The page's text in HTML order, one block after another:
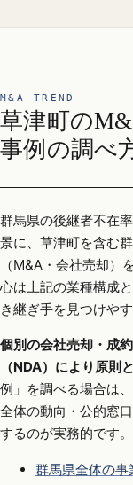
M&A TREND
草津町の
事例の調べ
群馬県の後継者不在
景に、草津町を含む
（M&A・会社売却）
心は上記の業種構成
き継ぎ手を見つけや
個別の会社売却・成
（NDA）により原則
例」を調べる場合は
全体の動向・公的窓
するのが実務的です
群馬県全体の事